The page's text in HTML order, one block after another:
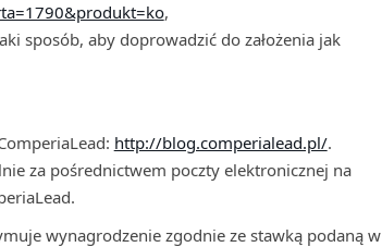
,
sposób, aby doprowadzić do założenia jak
http://blog.comperialead.pl/.
za pośrednictwem poczty elektronicznej na
wynagrodzenie zgodnie ze stawką podaną w